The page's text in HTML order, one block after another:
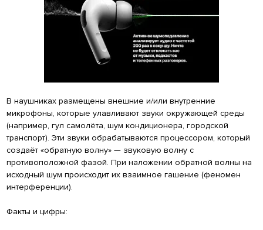
В наушниках размещены внешние и/или внутренние
микрофоны, которые улавливают звуки окружающей среды
(например, гул самолёта, шум кондиционера, городской
транспорт). Эти звуки обрабатываются процессором, который
создаёт «обратную волну» — звуковую волну с
противоположной фазой. При наложении обратной волны на
исходный шум происходит их взаимное гашение (феномен
интерференции).
Факты и цифры: